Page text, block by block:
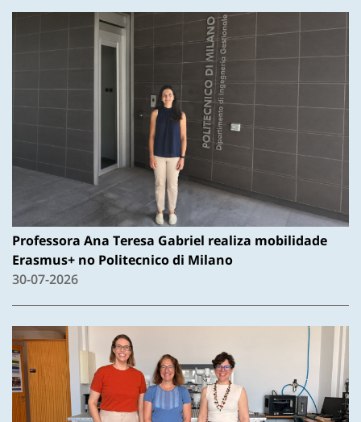
Professora Ana Teresa Gabriel realiza mobilidade
Erasmus+ no Politecnico di Milano
30-07-2026